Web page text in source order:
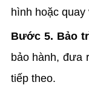
hình hoặc quay
Bước 5. Bảo
bảo hành, đưa
tiếp theo.